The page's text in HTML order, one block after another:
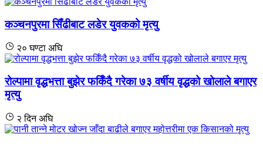
कञ्चनपुरमा सिँढीबाट लडेर युवकको मृत्यु
२० घण्टा अघि
रोल्पामा वृद्धभत्ता बुझेर फर्किँदै गरेका ७३ वर्षीय वृद्धको खोलाले बगाएर
मृत्यु
२ दिन अघि